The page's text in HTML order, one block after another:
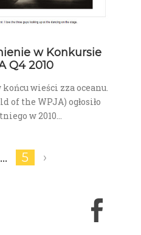
w Konkursie
Q4 2010
wieści zza oceanu.
of the WPJA) ogłosiło
w 2010…
… 5 ›